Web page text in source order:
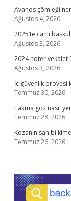
Avanos çömleği
Ağustos 4, 2026
2025’te canlı
Ağustos 3, 2026
2024 noter vekalet
Ağustos 3, 2026
İç güvenlik brovesi
Temmuz 30, 2026
Takma göz nasıl
Temmuz 28, 2026
Kozanın sahibi
Temmuz 26, 2026